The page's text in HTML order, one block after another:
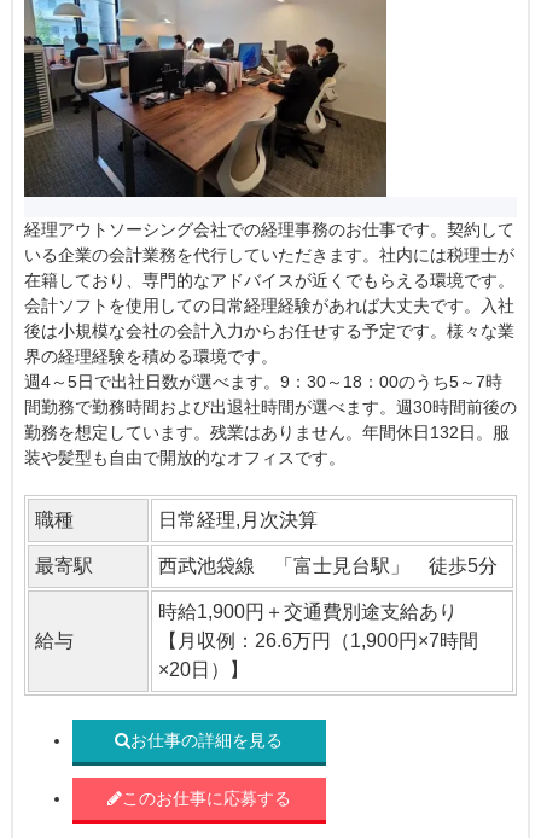
経理アウトソーシング会社での経理事務のお仕事です。契約して
いる企業の会計業務を代行していただきます。社内には税理士が
在籍しており、専門的なアドバイスが近くでもらえる環境です。
会計ソフトを使用しての日常経理経験があれば大丈夫です。入社
後は小規模な会社の会計入力からお任せする予定です。様々な業
界の経理経験を積める環境です。
週4～5日で出社日数が選べます。9：30～18：00のうち5～7時
間勤務で勤務時間および出退社時間が選べます。週30時間前後の
勤務を想定しています。残業はありません。年間休日132日。服
装や髪型も自由で開放的なオフィスです。
職種 日常経理,月次決算
最寄駅 西武池袋線 「富士見台駅」 徒歩5分
給与
時給1,900円＋交通費別途支給あり
【月収例：26.6万円（1,900円×7時間
×20日）】
お仕事の詳細を見る
このお仕事に応募する